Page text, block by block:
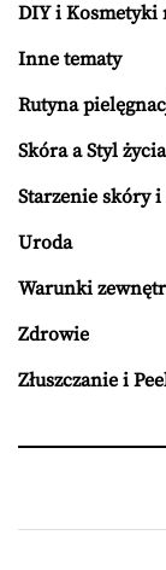
DIY i Kosmetyki
Inne tematy
Rutyna
Skóra a Styl życia
Starzenie skóry
Uroda
Warunki
Zdrowie
Złuszczanie i